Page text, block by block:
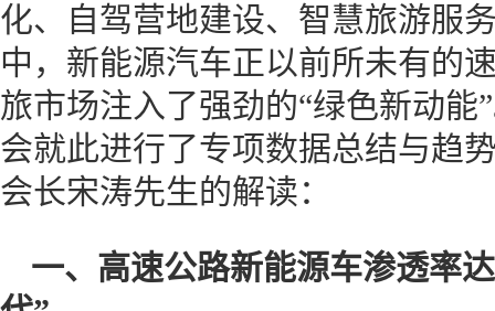
化、自驾营地建设、智慧旅游服
中，新能源汽车正以前所未有的
旅市场注入了强劲的“绿色新动
会就此进行了专项数据总结与趋
会长宋涛先生的解读：
一、 高速公路新能源车渗透率